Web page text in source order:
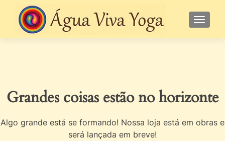
Grandes coisas estão no horizonte
Algo grande está se formando! Nossa loja está em obras e
será lançada em breve!